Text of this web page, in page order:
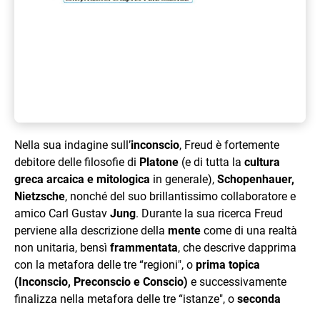
Nella sua indagine sull’inconscio, Freud è fortemente
debitore delle filosofie di Platone (e di tutta la cultura
greca arcaica e mitologica in generale), Schopenhauer,
Nietzsche, nonché del suo brillantissimo collaboratore e
amico Carl Gustav Jung. Durante la sua ricerca Freud
perviene alla descrizione della mente come di una realtà
non unitaria, bensì frammentata, che descrive dapprima
con la metafora delle tre “regioni", o prima topica
(Inconscio, Preconscio e Conscio) e successivamente
finalizza nella metafora delle tre “istanze", o seconda